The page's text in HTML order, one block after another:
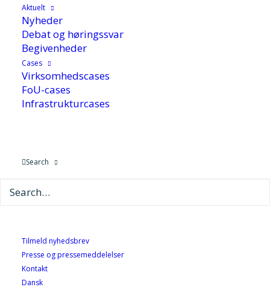
Aktuelt
Nyheder
Debat og høringssvar
Begivenheder
Cases
Virksomhedscases
FoU-cases
Infrastrukturcases
Search
Tilmeld nyhedsbrev
Presse og pressemeddelelser
Kontakt
Dansk
9. oktober 2025
afgørende valg, når de skal fordele den største
Af Mette Fjord Sørensen, adm. dir. i GTS-
foreningen og Niels Husted Kjær, CEO i
Alexandra Instituttet og næstformand i GTS-